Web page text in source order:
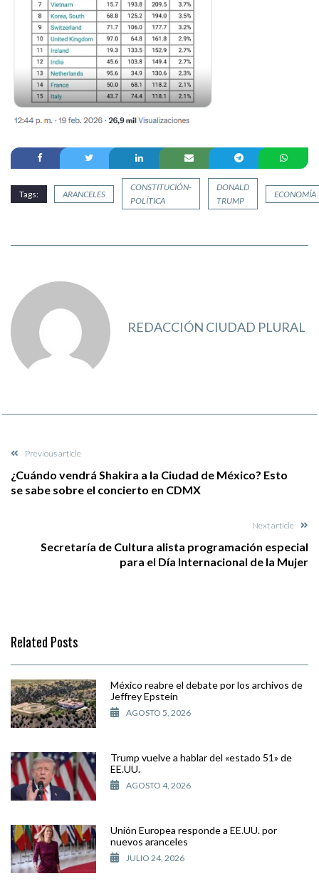
Tags: ARANCELES
CONSTITUCIÓN-
POLÍTICA
DONALD
TRUMP
ECONOMÍA
REDACCIÓN CIUDAD PLURAL
Previous article
¿Cuándo vendrá Shakira a la Ciudad de México? Esto
se sabe sobre el concierto en CDMX
Next article
Secretaría de Cultura alista programación especial
para el Día Internacional de la Mujer
Related Posts
México reabre el debate por los archivos de
Jeffrey Epstein
AGOSTO 5, 2026
Trump vuelve a hablar del «estado 51» de
EE.UU.
AGOSTO 4, 2026
Unión Europea responde a EE.UU. por
nuevos aranceles
JULIO 24, 2026